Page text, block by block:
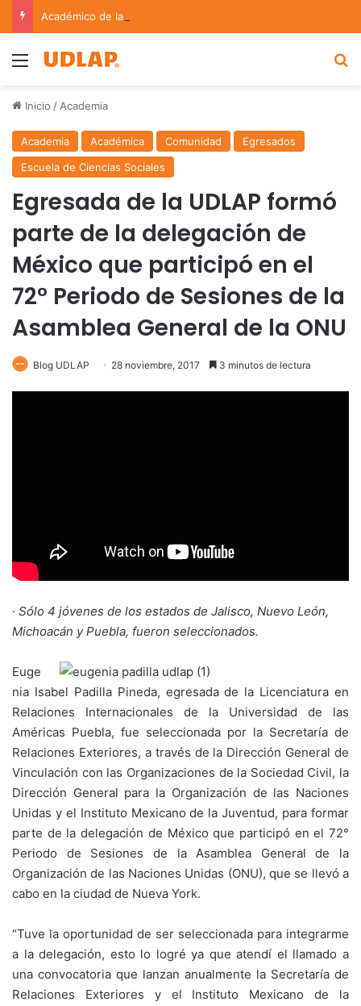
Menu
Inicio / Academia
Academia Académica Comunidad
Egresados
Escuela de Ciencias Sociales
Egresada de la UDLAP formó
parte de la delegación de
México que participó en el
72° Periodo de Sesiones de la
Asamblea General de la ONU
Blog UDLAP 28 noviembre, 2017 3 minutos de lectura
· Sólo 4 jóvenes de los estados de Jalisco, Nuevo León,
Michoacán y Puebla, fueron seleccionados.
Euge
nia Isabel Padilla Pineda, egresada de la Licenciatura en
Relaciones Internacionales de la Universidad de las
Américas Puebla, fue seleccionada por la Secretaría de
Relaciones Exteriores, a través de la Dirección General de
Vinculación con las Organizaciones de la Sociedad Civil, la
Dirección General para la Organización de las Naciones
Unidas y el Instituto Mexicano de la Juventud, para formar
parte de la delegación de México que participó en el 72°
Periodo de Sesiones de la Asamblea General de la
Organización de las Naciones Unidas (ONU), que se llevó a
cabo en la ciudad de Nueva York.
“Tuve la oportunidad de ser seleccionada para integrarme
a la delegación, esto lo logré ya que atendí el llamado a
una convocatoria que lanzan anualmente la Secretaría de
Relaciones Exteriores y el Instituto Mexicano de la